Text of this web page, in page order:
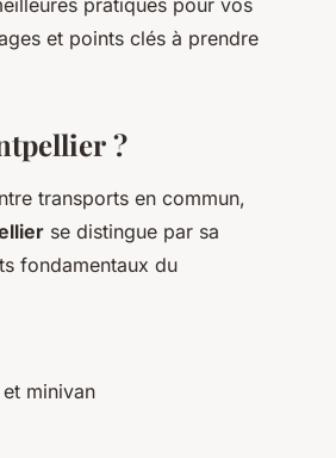
pratiques pour vos
et points clés à prendre
?
transports en commun,
se distingue par sa
fondamentaux du
minivan